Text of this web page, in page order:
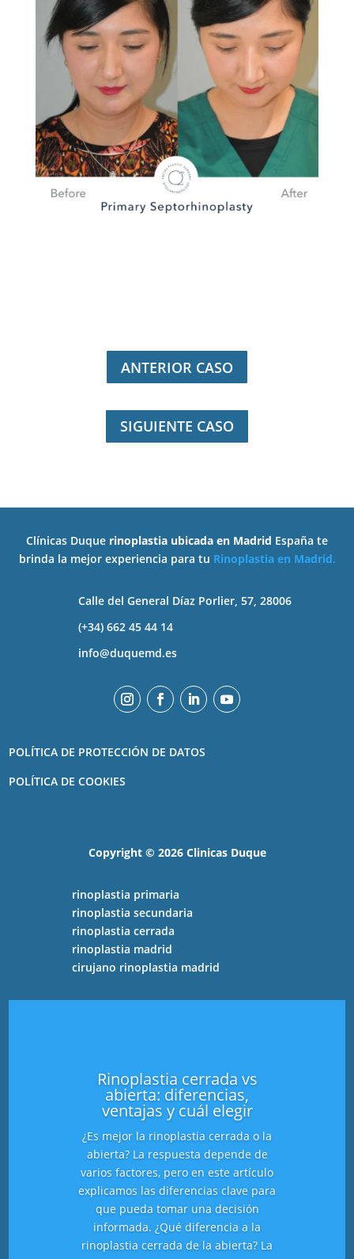
ANTERIOR CASO
SIGUIENTE CASO
Clínicas Duque rinoplastia ubicada en Madrid España te
brinda la mejor experiencia para tu Rinoplastia en Madrid.
Calle del General Díaz Porlier, 57, 28006
(+34) 662 45 44 14
info@duquemd.es
POLÍTICA DE PROTECCIÓN DE DATOS
POLÍTICA DE COOKIES
Copyright ©️ 2026 Clinicas Duque
rinoplastia primaria
rinoplastia secundaria
rinoplastia cerrada
rinoplastia madrid
cirujano rinoplastia madrid
Rinoplastia cerrada vs
abierta: diferencias,
ventajas y cuál elegir
¿Es mejor la rinoplastia cerrada o la
abierta? La respuesta depende de
varios factores, pero en este artículo
explicamos las diferencias clave para
que pueda tomar una decisión
informada. ¿Qué diferencia a la
rinoplastia cerrada de la abierta? La